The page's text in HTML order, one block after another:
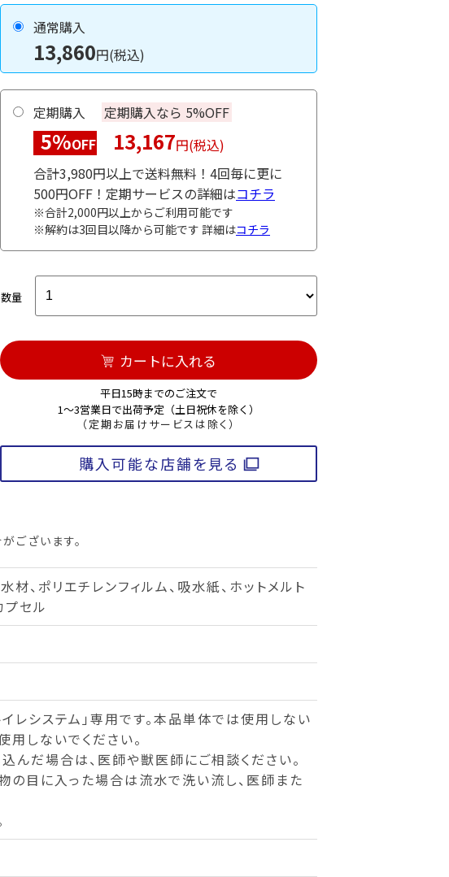
通常購入
13,860円(税込)
定期購入 定期購入なら 5%OFF
5%OFF 13,167円(税込)
合計3,980円以上で送料無料！4回毎に更に
500円OFF！定期サービスの詳細はコチラ
※合計2,000円以上からご利用可能です
※解約は3回目以降から可能です 詳細はコチラ
数量
カートに入れる
平日15時までのご注文で
1～3営業日で出荷予定（土日祝休を除く）
（定期お届けサービスは除く）
購入可能な店舗を見る
ございます。
、ポリエチレンフィルム、吸水紙、ホットメルト
セル
レシステム」専用です。本品単体では使用しない
用しないでください。
んだ場合は、医師や獣医師にご相談ください。
目に入った場合は流水で洗い流し、医師また